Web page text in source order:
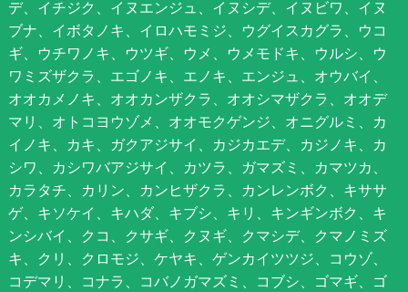
デ、イチジク、イヌエンジュ、イヌシデ、イヌビワ、イヌ
ブナ、イボタノキ、イロハモミジ、ウグイスカグラ、ウコ
ギ、ウチワノキ、ウツギ、ウメ、ウメモドキ、ウルシ、ウ
ワミズザクラ、エゴノキ、エノキ、エンジュ、オウバイ、
オオカメノキ、オオカンザクラ、オオシマザクラ、オオデ
マリ、オトコヨウゾメ、オオモクゲンジ、オニグルミ、カ
イノキ、カキ、ガクアジサイ、カジカエデ、カジノキ、カ
シワ、カシワバアジサイ、カツラ、ガマズミ、カマツカ、
カラタチ、カリン、カンヒザクラ、カンレンボク、キササ
ゲ、キソケイ、キハダ、キブシ、キリ、キンギンボク、キ
ンシバイ、クコ、クサギ、クヌギ、クマシデ、クマノミズ
キ、クリ、クロモジ、ケヤキ、ゲンカイツツジ、コウゾ、
コデマリ、コナラ、コバノガマズミ、コブシ、ゴマギ、ゴ